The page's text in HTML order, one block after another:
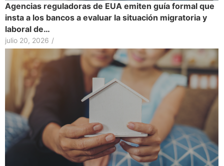
Agencias reguladoras de EUA emiten guía formal que
insta a los bancos a evaluar la situación migratoria y
laboral de…
julio 20, 2026 /